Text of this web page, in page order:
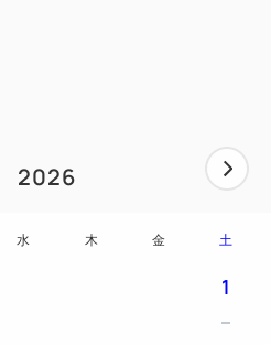
2026
水 木 金 土
1